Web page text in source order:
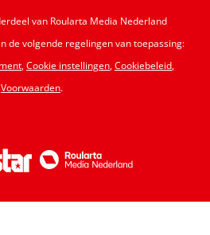
van Roularta Media Nederland
de volgende regelingen van toepassing:
,Cookie instellingen,Cookiebeleid,
Voorwaarden.